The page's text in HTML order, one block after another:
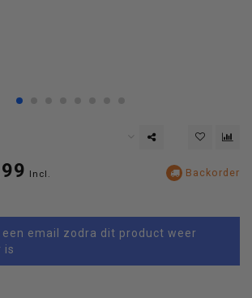
Incl.
Backorder
email zodra dit product weer
is